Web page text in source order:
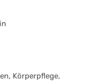
Körperpflege,